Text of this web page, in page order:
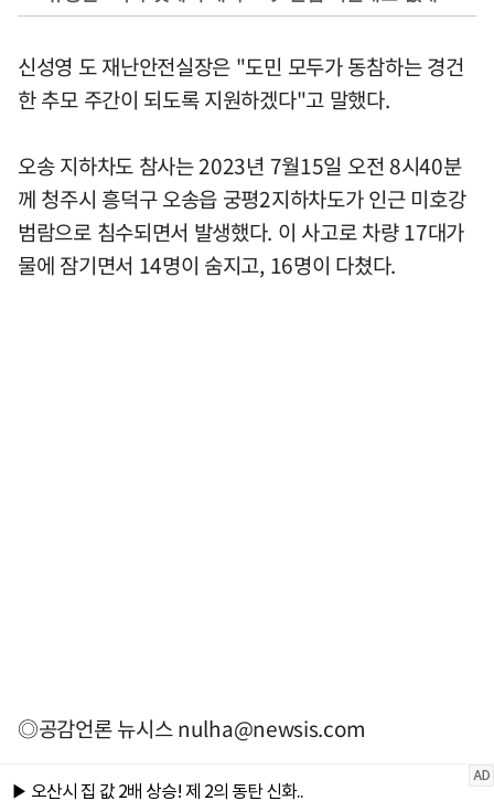
신성영 도 재난안전실장은 "도민 모두가 동참하는 경건
한 추모 주간이 되도록 지원하겠다"고 말했다.
오송 지하차도 참사는 2023년 7월15일 오전 8시40분
께 청주시 흥덕구 오송읍 궁평2지하차도가 인근 미호강
범람으로 침수되면서 발생했다. 이 사고로 차량 17대가
물에 잠기면서 14명이 숨지고, 16명이 다쳤다.
◎공감언론 뉴시스nulha@newsis.com